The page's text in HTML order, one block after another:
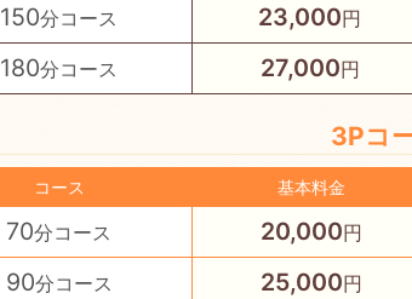
150分コース 23,000
180分コース 27,000
3Pコ
コース 基本料金
70分コース 20,000
90分コース 25,000